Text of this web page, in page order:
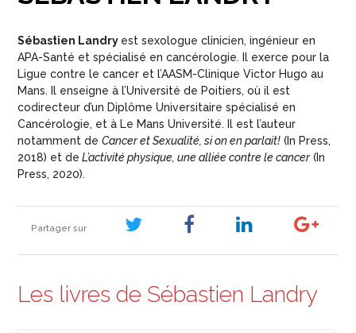
Sébastien Landry est sexologue clinicien, ingénieur en
APA-Santé et spécialisé en cancérologie. Il exerce pour la
Ligue contre le cancer et l’AASM-Clinique Victor Hugo au
Mans. Il enseigne à l’Université de Poitiers, où il est
codirecteur d’un Diplôme Universitaire spécialisé en
Cancérologie, et à Le Mans Université. Il est l’auteur
notamment de Cancer et Sexualité, si on en parlait!(In Press,
2018) et de L’activité physique, une alliée contre le cancer(In
Press, 2020).
Partager sur
Les livres de Sébastien Landry